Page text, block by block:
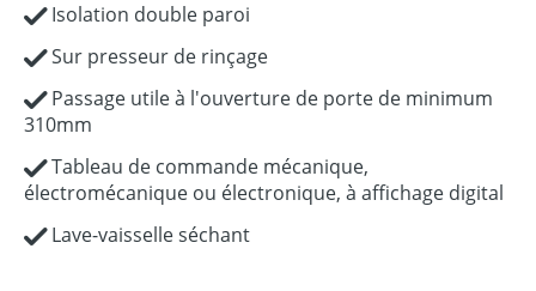
Isolation double paroi
Sur presseur de rinçage
Passage utile à l'ouverture de porte de minimum
310mm
Tableau de commande mécanique,
électromécanique ou électronique, à affichage digital
Lave-vaisselle séchant